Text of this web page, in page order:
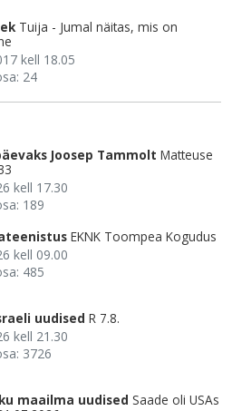
Tuija - Jumal näitas, mis on
kell 18.05
24
Joosep Tammolt Matteuse
kell 17.30
189
EKNK Toompea Kogudus
kell 09.00
485
uudised R 7.8.
kell 21.30
3726
maailma uudised Saade oli USAs